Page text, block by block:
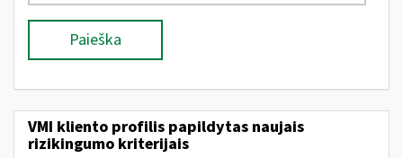
Paieška
VMI kliento profilis papildytas naujais
rizikingumo kriterijais